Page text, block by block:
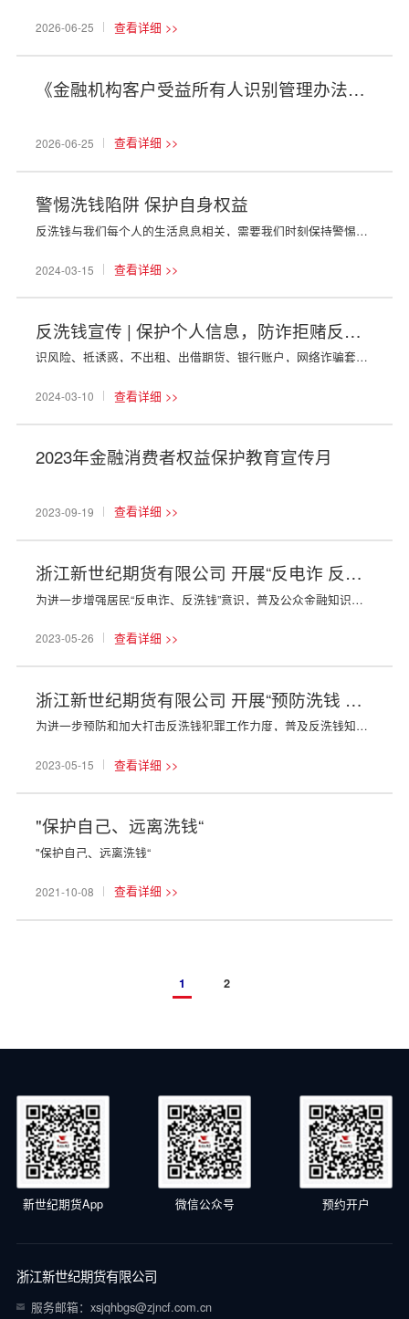
2026-06-25 查看详细 >>
《金融机构客户受益所有人识别管理办法》干货分享
2026-06-25 查看详细 >>
警惕洗钱陷阱 保护自身权益
反洗钱与我们每个人的生活息息相关，需要我们时刻保持警惕。新世纪期货提醒您：日常生活中出租、出借自己的金融账户，都可能在不知情情况下参与了洗钱，后果很严重。如何才能远离洗钱陷阱，保护自身利益呢？让我们一起来了解一下。01什么是洗钱洗钱是指将毒品犯罪、黑社会性质的组织犯罪、恐怖活动犯罪、走私犯罪、贪污贿赂...
2024-03-15 查看详细 >>
反洗钱宣传 | 保护个人信息，防诈拒赌反洗钱
识风险、抵诱惑，不出租、出借期货、银行账户，网络诈骗套路深，你我务必要小心，诈骗角色不盲信，核实身份最重要。远离网络赌博、不访问赌球博彩等非法网站，防范AI新型诈骗。保护个人信息，防诈拒赌反洗钱。免责声明1.本报告中的信息均来源于可信的公开资料或实地调研资料，我公司对这些信息的准确性及完整性不作任何保...
2024-03-10 查看详细 >>
2023年金融消费者权益保护教育宣传月
2023-09-19 查看详细 >>
浙江新世纪期货有限公司 开展“反电诈 反洗钱”主题宣传活动
为进一步增强居民“反电诈、反洗钱”意识，普及公众金融知识水平。2023年5月26日上午，浙江海港新世纪期货以“党建+反洗钱宣传”模式为契机，联合拱墅公安分局天水派出所在五四宪法历史资料陈列馆开展“反电诈·反洗钱”主题宣传活动。活动中，派出所警官讲解了电信诈骗的一些主要特征，用实际案例生动形象地向群众讲解电信...
2023-05-26 查看详细 >>
浙江新世纪期货有限公司 开展“预防洗钱 遏制犯罪”反洗钱宣传活动
为进一步预防和加大打击反洗钱犯罪工作力度，普及反洗钱知识，营造有利于反洗钱工作的外部环境，公司于4月28日上午，在杭州武林门红太阳广场组织开展“预防洗钱 遏制犯罪”的反洗钱宣传活动。公司经纪业务部、杭州分公司、资产管理业务部、投资咨询部及团员志愿者共同参加本次活动。以构建“团建+反洗钱宣传”新模式，向群众...
2023-05-15 查看详细 >>
"保护自己、远离洗钱“
"保护自己、远离洗钱“
2021-10-08 查看详细 >>
1 2
新世纪期货App 微信公众号 预约开户
浙江新世纪期货有限公司
服务邮箱：xsjqhbgs@zjncf.com.cn